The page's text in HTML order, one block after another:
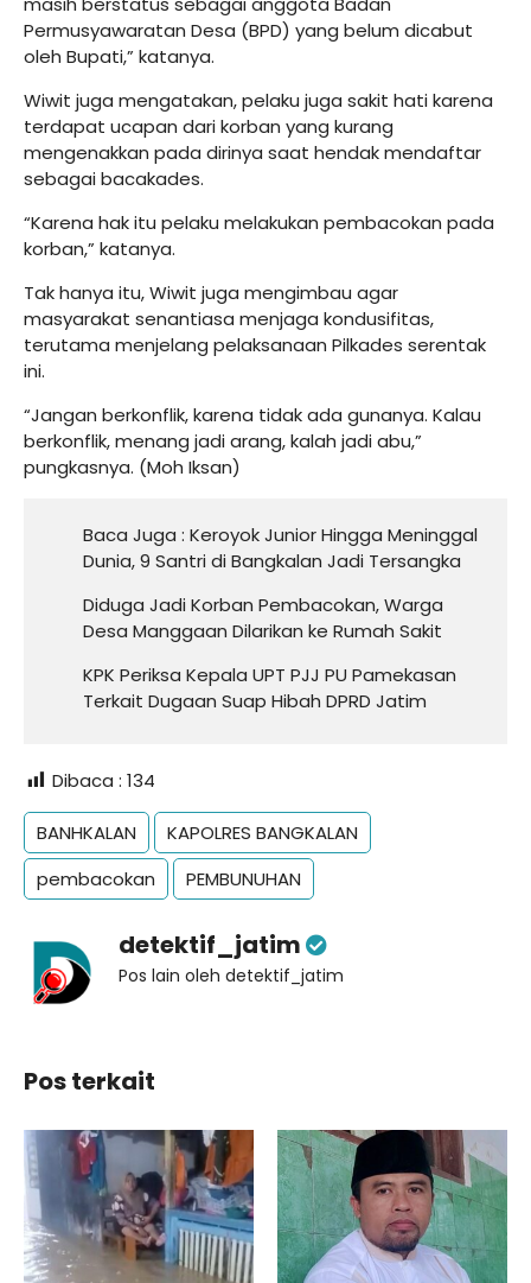
Permusyawaratan Desa (BPD) yang belum dicabut
oleh Bupati,” katanya.
Wiwit juga mengatakan, pelaku juga sakit hati karena
terdapat ucapan dari korban yang kurang
mengenakkan pada dirinya saat hendak mendaftar
sebagai bacakades.
“Karena hak itu pelaku melakukan pembacokan pada
korban,” katanya.
Tak hanya itu, Wiwit juga mengimbau agar
masyarakat senantiasa menjaga kondusifitas,
terutama menjelang pelaksanaan Pilkades serentak
ini.
“Jangan berkonflik, karena tidak ada gunanya. Kalau
berkonflik, menang jadi arang, kalah jadi abu,”
pungkasnya. (Moh Iksan)
Baca Juga : Keroyok Junior Hingga Meninggal
Dunia, 9 Santri di Bangkalan Jadi Tersangka
Diduga Jadi Korban Pembacokan, Warga
Desa Manggaan Dilarikan ke Rumah Sakit
KPK Periksa Kepala UPT PJJ PU Pamekasan
Terkait Dugaan Suap Hibah DPRD Jatim
Dibaca : 134
BANHKALAN
KAPOLRES BANGKALAN
pembacokan
PEMBUNUHAN
detektif_jatim
Pos lain oleh detektif_jatim
Pos terkait